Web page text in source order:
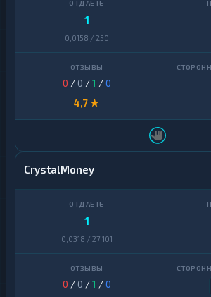
1
0,0158 / 250
0 / 0 /1 /0
4,7 ★
CrystalMoney
1
0,0318 / 27 101
0 / 0 /1 /0